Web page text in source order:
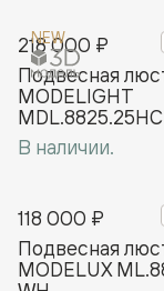
NEW
218 000 ₽
Подвесная
MODELIGHT
В наличии.
118 000 ₽
Подвесная
MODELUX